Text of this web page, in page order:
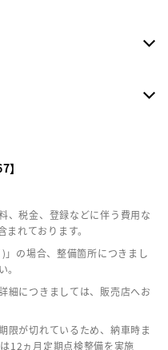
、税金、登録などに伴う費用な
れております。
の場合、整備箇所につきまし
細につきましては、販売店へお
限が切れているため、納車時ま
12ヵ月定期点検整備を実施